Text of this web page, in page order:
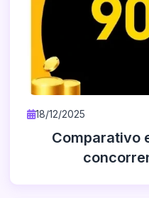
18/12/2025
Comparativo